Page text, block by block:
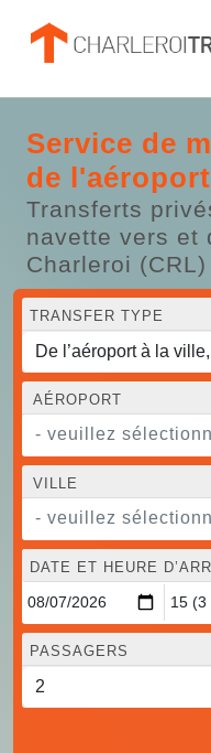
Service de
de
Transferts
navette vers et
Charleroi (CRL)
TRANSFER TYPE
AÉROPORT
- veuillez
VILLE
- veuillez
DATE ET HEURE
PASSAGERS